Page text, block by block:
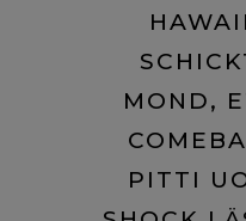
MOND,
PITTI